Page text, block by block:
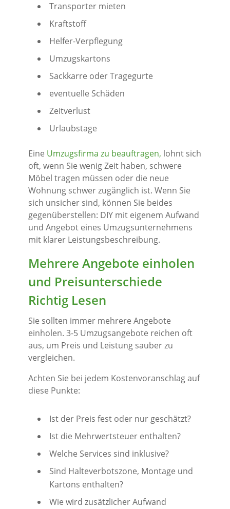
Transporter mieten
Kraftstoff
Helfer-Verpflegung
Umzugskartons
Sackkarre oder Tragegurte
eventuelle Schäden
Zeitverlust
Urlaubstage
Eine Umzugsfirma zu beauftragen, lohnt sich
oft, wenn Sie wenig Zeit haben, schwere
Möbel tragen müssen oder die neue
Wohnung schwer zugänglich ist. Wenn Sie
sich unsicher sind, können Sie beides
gegenüberstellen: DIY mit eigenem Aufwand
und Angebot eines Umzugsunternehmens
mit klarer Leistungsbeschreibung.
Mehrere Angebote einholen
und Preisunterschiede
Richtig Lesen
Sie sollten immer mehrere Angebote
einholen. 3-5 Umzugsangebote reichen oft
aus, um Preis und Leistung sauber zu
vergleichen.
Achten Sie bei jedem Kostenvoranschlag auf
diese Punkte:
Ist der Preis fest oder nur geschätzt?
Ist die Mehrwertsteuer enthalten?
Welche Services sind inklusive?
Sind Halteverbotszone, Montage und
Kartons enthalten?
Wie wird zusätzlicher Aufwand